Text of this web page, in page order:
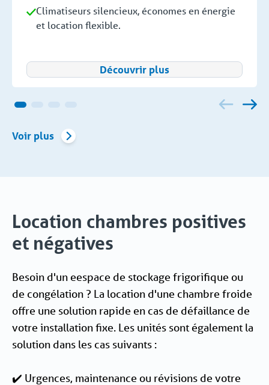
Climatiseurs silencieux, économes en énergie
et location flexible.
Découvrir plus
Voir plus
Location chambres positives
et négatives
Besoin d'un eespace de stockage frigorifique ou
de congélation ? La location d'une chambre froide
offre une solution rapide en cas de défaillance de
votre installation fixe. Les unités sont également la
solution dans les cas suivants :
✔️ Urgences, maintenance ou révisions de votre